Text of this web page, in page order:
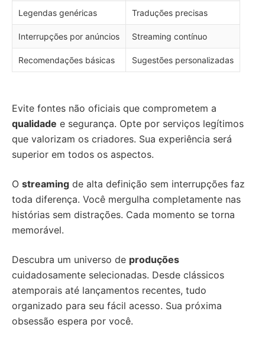
Legendas genéricas Traduções precisas
Interrupções por anúncios Streaming contínuo
Recomendações básicas Sugestões personalizadas
Evite fontes não oficiais que comprometem a
qualidade e segurança. Opte por serviços legítimos
que valorizam os criadores. Sua experiência será
superior em todos os aspectos.
O streaming de alta definição sem interrupções faz
toda diferença. Você mergulha completamente nas
histórias sem distrações. Cada momento se torna
memorável.
Descubra um universo de produções
cuidadosamente selecionadas. Desde clássicos
atemporais até lançamentos recentes, tudo
organizado para seu fácil acesso. Sua próxima
obsessão espera por você.